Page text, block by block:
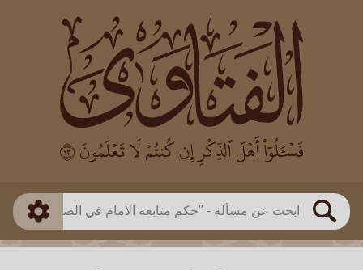
بحث
العالم
بن باز
بن العثيمين
اللجنة الدائمة
طريقة البحث
ذكي